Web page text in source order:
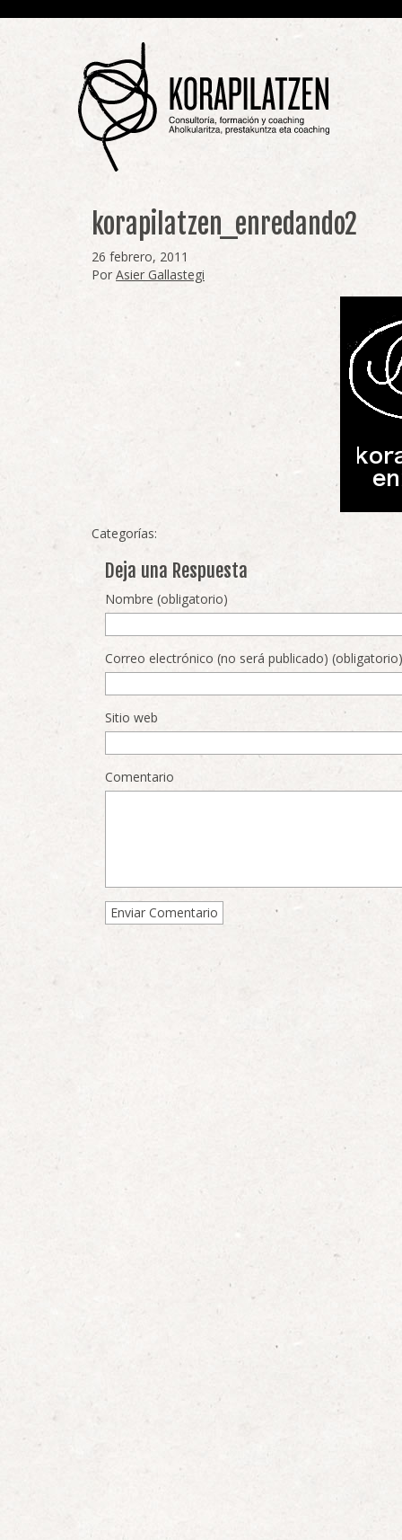
korapilatzen_enredando2
26 febrero, 2011
Por Asier Gallastegi
Categorías:
Deja una Respuesta
Nombre (obligatorio)
Correo electrónico (no será publicado) (obligatorio)
Sitio web
Comentario